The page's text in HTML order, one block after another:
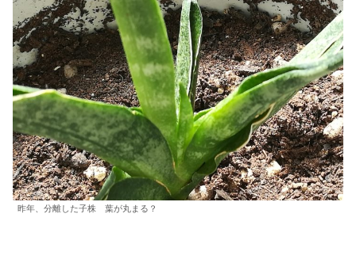
昨年、分離した子株 葉が丸まる？